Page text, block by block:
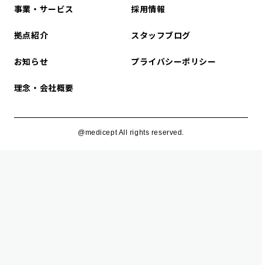
事業・サービス
拠点紹介
お知らせ
理念・会社概要
採用情報
スタッフブログ
プライバシーポリシー
@medicept All rights reserved.